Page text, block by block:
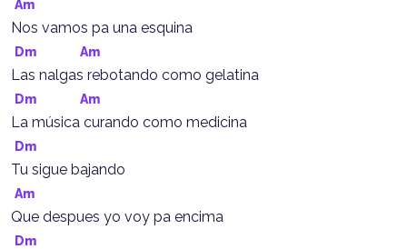
Am
Nos vamos pa una esquina
Dm Am
Las nalgas rebotando como gelatina
Dm Am
La música curando como medicina
Dm
Tu sigue bajando
Am
Que despues yo voy pa encima
Dm